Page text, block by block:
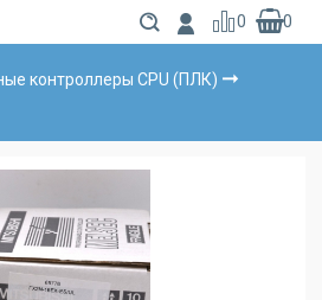
0 0
контроллеры CPU (ПЛК)